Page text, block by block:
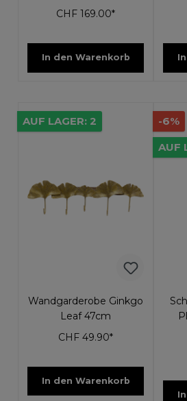
CHF 169.00*
In den Warenkorb
AUF LAGER: 2
Wandgarderobe Ginkgo
Leaf 47cm
CHF 49.90*
In den Warenkorb
-6%
AUF